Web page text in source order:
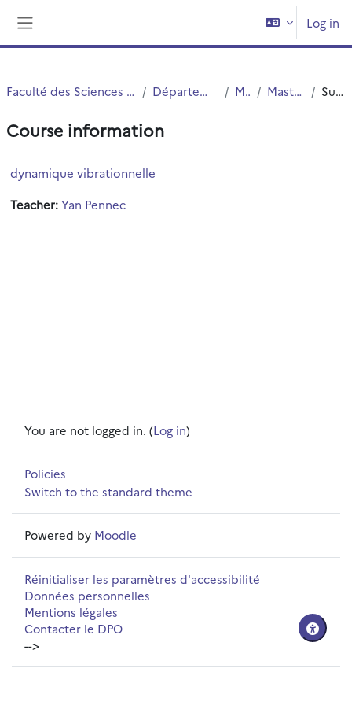
Log in
Faculté des Sciences et Technologies (FST) Département Physique Master Master 2 MME Summary
Course information
dynamique vibrationnelle
Teacher:Yan Pennec
You are not logged in. (Log in)
Policies
Switch to the standard theme
Powered by Moodle
Réinitialiser les paramètres d'accessibilité
Données personnelles
Mentions légales
Contacter le DPO
-->